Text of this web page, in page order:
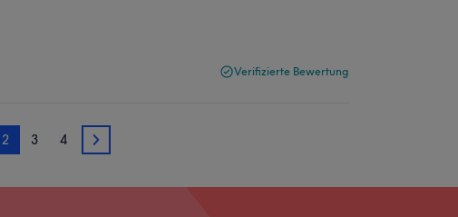
Verifizierte Bewertung
2 3 4 3